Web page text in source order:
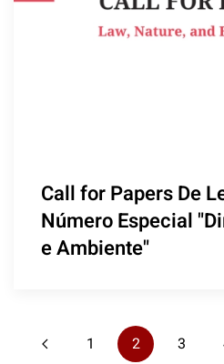
Call for Papers De
Número Especial
e Ambiente"
1 2 3